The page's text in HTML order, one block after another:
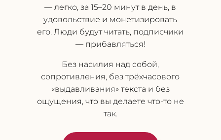
— легко, за 15–20 минут в день, в
удовольствие и монетизировать
его. Люди будут читать, подписчики
— прибавляться!
Без насилия над собой,
сопротивления, без трёхчасового
«выдавливания» текста и без
ощущения, что вы делаете что-то не
так.